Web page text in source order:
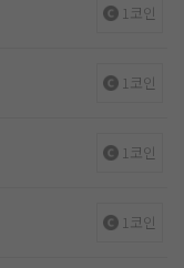
1코인
1코인
1코인
1코인